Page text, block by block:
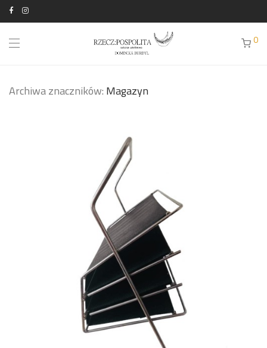
0
Archiwa znaczników: Magazyn